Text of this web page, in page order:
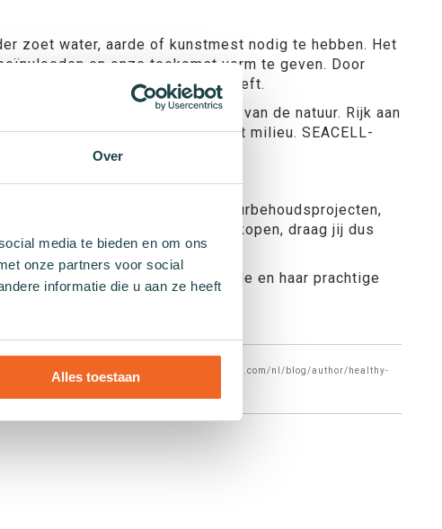
Over
media te bieden en om ons
onze partners voor social
informatie die u aan ze heeft
Alles toestaan
zoet water, aarde of kunstmest nodig te hebben. Het
en onze toekomst vorm te geven. Door
en haar kostbare oceanen geeft.
laat profiteren van de kracht van de natuur. Rijk aan
voor je huid, maar ook voor het milieu. SEACELL-
Wereld Natuur Fonds’s natuurbehoudsprojecten,
Door deze sokken te kopen, draag jij dus
om de toekomst van onze aarde en haar prachtige
By: <a class="mp-info" href="https://www.forebel.com/nl/blog/author/healthy-